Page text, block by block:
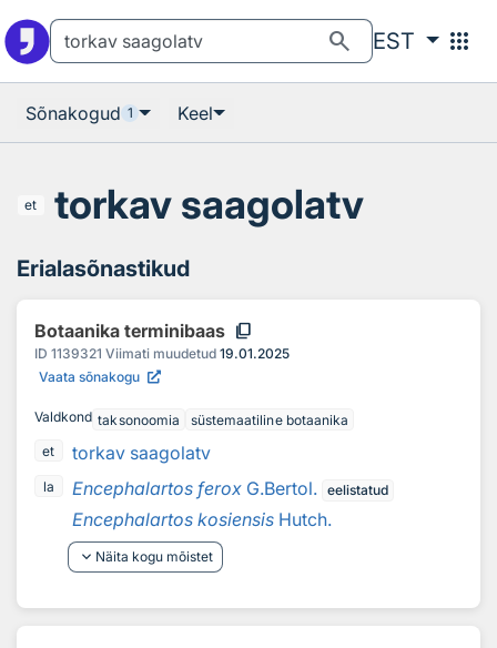
search EST apps
Sõnakogud 1 Keel
et torkav saagolatv
Erialasõnastikud
Botaanika terminibaas content_copy
ID 1139321 Viimati muudetud 19.01.2025
Vaata sõnakogu
Valdkond taksonoomia
süstemaatiline botaanika
et
torkav saagolatv
la Encephalartos ferox G.Bertol. eelistatud
Encephalartos kosiensis Hutch.
keyboard_arrow_down Näita kogu mõistet